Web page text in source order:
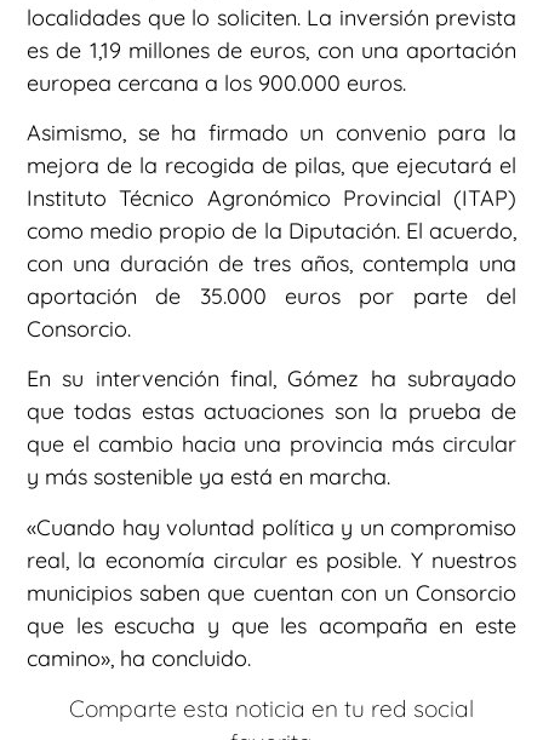
localidades que lo soliciten. La inversión prevista
es de 1,19 millones de euros, con una aportación
europea cercana a los 900.000 euros.
Asimismo, se ha firmado un convenio para la
mejora de la recogida de pilas, que ejecutará el
Instituto Técnico Agronómico Provincial (ITAP)
como medio propio de la Diputación. El acuerdo,
con una duración de tres años, contempla una
aportación de 35.000 euros por parte del
Consorcio.
En su intervención final, Gómez ha subrayado
que todas estas actuaciones son la prueba de
que el cambio hacia una provincia más circular
y más sostenible ya está en marcha.
«Cuando hay voluntad política y un compromiso
real, la economía circular es posible. Y nuestros
municipios saben que cuentan con un Consorcio
que les escucha y que les acompaña en este
camino», ha concluido.
Comparte esta noticia en tu red social